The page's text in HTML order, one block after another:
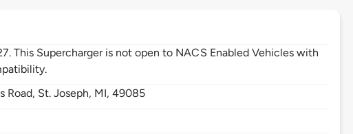
This Supercharger is not open to NACS Enabled Vehicles with
Road, St. Joseph, MI,49085